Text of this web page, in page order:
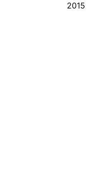
2015